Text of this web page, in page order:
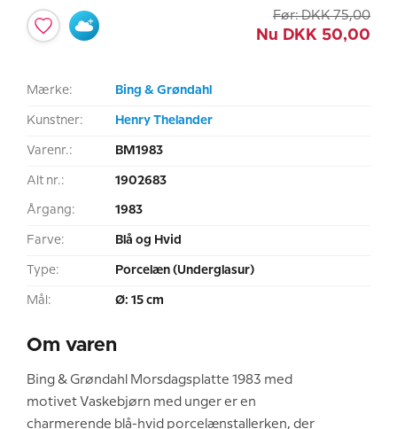
Før: DKK 75,00
Nu DKK 50,00
Mærke: Bing & Grøndahl
Kunstner: Henry Thelander
Varenr.: BM1983
Alt nr.: 1902683
Årgang: 1983
Farve: Blå og Hvid
Type: Porcelæn (Underglasur)
Mål: Ø: 15 cm
Om varen
Bing & Grøndahl Morsdagsplatte 1983 med
motivet Vaskebjørn med unger er en
charmerende blå-hvid porcelænstallerken, der